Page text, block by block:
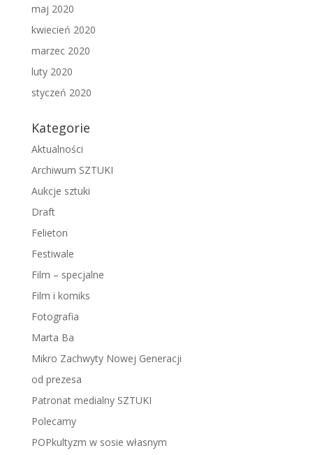
maj 2020
kwiecień 2020
marzec 2020
luty 2020
styczeń 2020
Kategorie
Aktualności
Archiwum SZTUKI
Aukcje sztuki
Draft
Felieton
Festiwale
Film – specjalne
Film i komiks
Fotografia
Marta Ba
Mikro Zachwyty Nowej Generacji
od prezesa
Patronat medialny SZTUKI
Polecamy
POPkultyzm w sosie własnym